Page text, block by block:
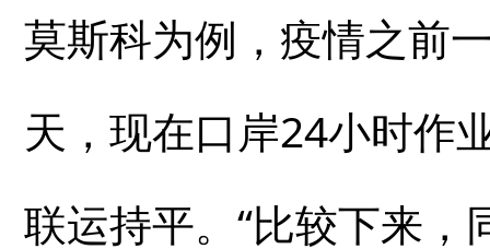
莫斯科为例，疫情之前
天，现在口岸24小时作
联运持平。“比较下来